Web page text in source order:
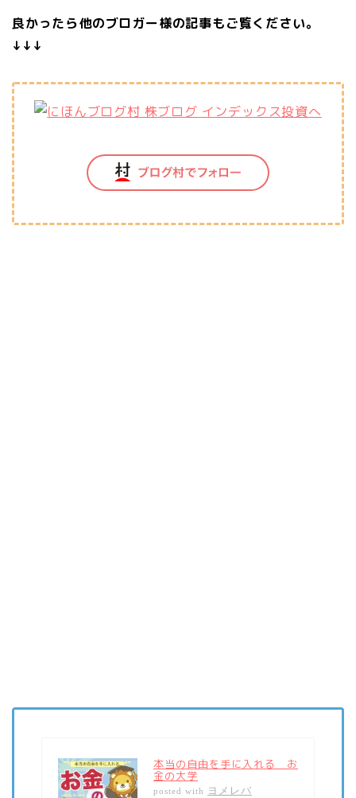
良かったら他のブロガー様の記事もご覧ください。
↓↓↓
本当の自由を手に入れる お
金の大学
posted with ヨメレバ